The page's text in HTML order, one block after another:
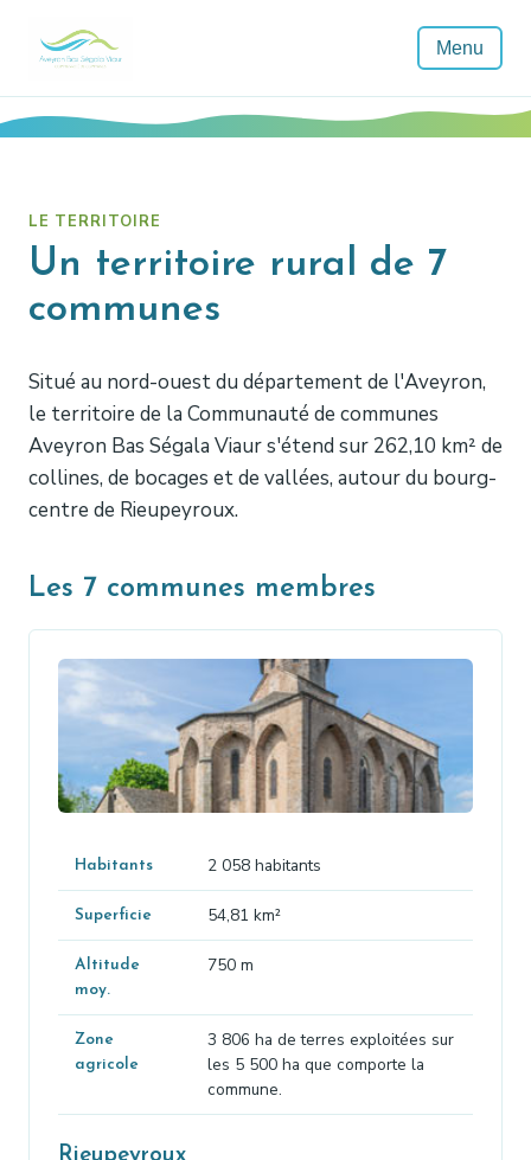
Menu
LE TERRITOIRE
Un territoire rural de 7
communes
Situé au nord-ouest du département de l'Aveyron,
le territoire de la Communauté de communes
Aveyron Bas Ségala Viaur s'étend sur 262,10 km² de
collines, de bocages et de vallées, autour du bourg-
centre de Rieupeyroux.
Les 7 communes membres
Habitants 2 058 habitants
Superficie 54,81 km²
Altitude
moy.
750 m
Zone
agricole
3 806 ha de terres exploitées sur
les 5 500 ha que comporte la
commune.